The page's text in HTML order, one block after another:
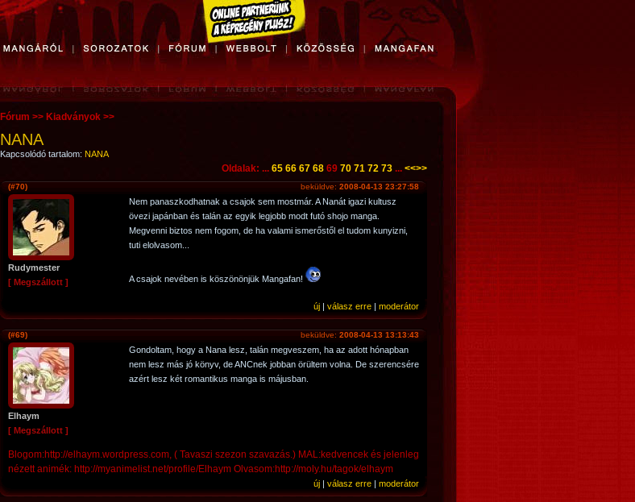
Fórum >> Kiadványok >>
NANA
Kapcsolódó tartalom: NANA
Oldalak: ... 65 66 67 68 69 70 71 72 73 ... <<>>
beküldve: 2008-04-13 23:27:58
(#70)
Rudymester
[ Megszállott ]
Nem panaszkodhatnak a csajok sem mostmár. A Nanát igazi kultusz
övezi japánban és talán az egyik legjobb modt futó shojo manga.
Megvenni biztos nem fogom, de ha valami ismerőstől el tudom kunyizni,
tuti elolvasom...
A csajok nevében is köszönönjük Mangafan!
új | válasz erre | moderátor
beküldve: 2008-04-13 13:13:43
(#69)
Elhaym
[ Megszállott ]
Gondoltam, hogy a Nana lesz, talán megveszem, ha az adott hónapban
nem lesz más jó könyv, de ANCnek jobban örültem volna. De szerencsére
azért lesz két romantikus manga is májusban.
Blogom:http://elhaym.wordpress.com, ( Tavaszi szezon szavazás.) MAL:kedvencek és jelenleg
nézett animék: http://myanimelist.net/profile/Elhaym Olvasom:http://moly.hu/tagok/elhaym
új | válasz erre | moderátor